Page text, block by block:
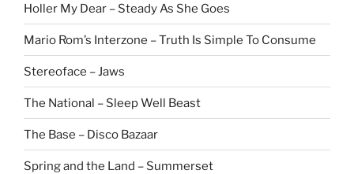
Holler My Dear – Steady As She Goes
Mario Rom’s Interzone – Truth Is Simple To Consume
Stereoface – Jaws
The National – Sleep Well Beast
The Base – Disco Bazaar
Spring and the Land – Summerset